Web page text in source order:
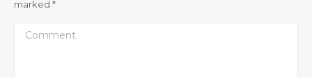
marked *
Comment